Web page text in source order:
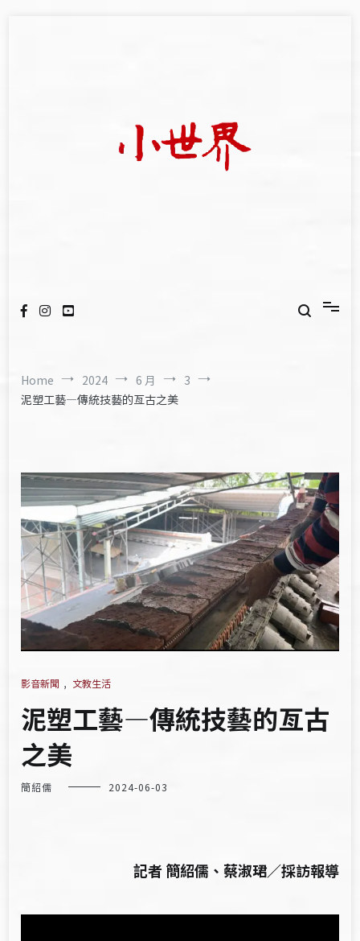
Home 2024 6 月
3
泥塑工藝—傳統技藝的亙古之美
影音新聞 , 文教生活
泥塑工藝—傳統技藝的亙古
之美
簡紹儒 2024-06-03
記者 簡紹儒、蔡淑珺／採訪報導